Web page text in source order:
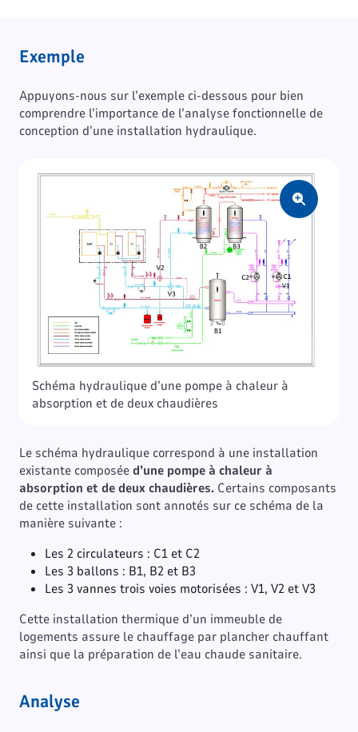
Exemple
Appuyons-nous sur l’exemple ci-dessous pour bien
comprendre l’importance de l’analyse fonctionnelle de
conception d’une installation hydraulique.
Zoom
Schéma hydraulique d’une pompe à chaleur à
absorption et de deux chaudières
Le schéma hydraulique correspond à une installation
existante composéed’une pompe à chaleur à
absorption et de deux chaudières. Certains composants
de cette installation sont annotés sur ce schéma de la
manière suivante :
Les 2 circulateurs : C1 et C2
Les 3 ballons : B1, B2 et B3
Les 3 vannes trois voies motorisées : V1, V2 et V3
Cette installation thermique d’un immeuble de
logements assure le chauffage par plancher chauffant
ainsi que la préparation de l’eau chaude sanitaire.
Analyse